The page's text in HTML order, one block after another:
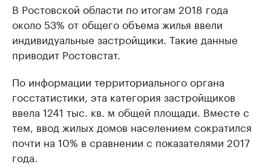
В Ростовской области по итогам 2018 года
около 53% от общего объема жилья ввели
индивидуальные застройщики. Такие данные
приводит Ростовстат.
По информации территориального органа
госстатистики, эта категория застройщиков
ввела 1241 тыс. кв. м общей площади. Вместе с
тем, ввод жилых домов населением сократился
почти на 10% в сравнении с показателями 2017
года.